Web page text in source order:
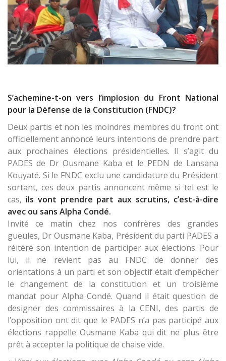
S’achemine-t-on vers l’implosion du Front National
pour la Défense de la Constitution (FNDC)?
Deux partis et non les moindres membres du front ont
officiellement annoncé leurs intentions de prendre part
aux prochaines élections présidentielles. Il s’agit du
PADES de Dr Ousmane Kaba et le PEDN de Lansana
Kouyaté. Si le FNDC exclu une candidature du Président
sortant, ces deux partis annoncent même si tel est le
cas, ils vont prendre part aux scrutins, c’est-à-dire
avec ou sans Alpha Condé.
Invité ce matin chez nos confrères des grandes
gueules, Dr Ousmane Kaba, Président du parti PADES a
réitéré son intention de participer aux élections. Pour
lui, il ne revient pas au FNDC de donner des
orientations à un parti et son objectif était d’empêcher
le changement de la constitution et un troisième
mandat pour Alpha Condé. Quand il était question de
designer des commissaires à la CENI, des partis de
l’opposition ont dit que le PADES n’a pas participé aux
élections rappelle Ousmane Kaba qui dit ne plus être
prêt à accepter la politique de chaise vide.